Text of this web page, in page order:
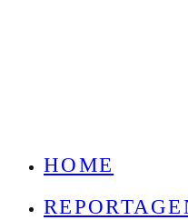
HOME